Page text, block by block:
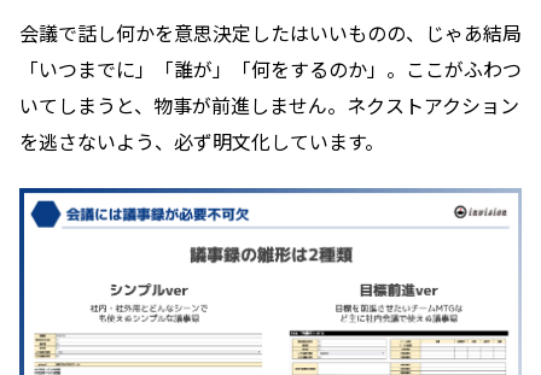
会議で話し何かを意思決定したはいいものの、じゃあ結局
「いつまでに」「誰が」「何をするのか」。ここがふわつ
いてしまうと、物事が前進しません。ネクストアクション
を逃さないよう、必ず明文化しています。